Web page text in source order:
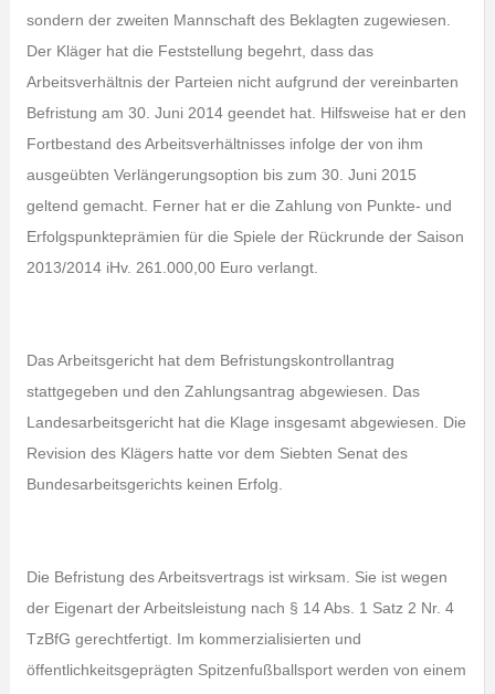
sondern der zweiten Mannschaft des Beklagten zugewiesen.
Der Kläger hat die Feststellung begehrt, dass das
Arbeitsverhältnis der Parteien nicht aufgrund der vereinbarten
Befristung am 30. Juni 2014 geendet hat. Hilfsweise hat er den
Fortbestand des Arbeitsverhältnisses infolge der von ihm
ausgeübten Verlängerungsoption bis zum 30. Juni 2015
geltend gemacht. Ferner hat er die Zahlung von Punkte- und
Erfolgspunkteprämien für die Spiele der Rückrunde der Saison
2013/2014 iHv. 261.000,00 Euro verlangt.
Das Arbeitsgericht hat dem Befristungskontrollantrag
stattgegeben und den Zahlungsantrag abgewiesen. Das
Landesarbeitsgericht hat die Klage insgesamt abgewiesen. Die
Revision des Klägers hatte vor dem Siebten Senat des
Bundesarbeitsgerichts keinen Erfolg.
Die Befristung des Arbeitsvertrags ist wirksam. Sie ist wegen
der Eigenart der Arbeitsleistung nach § 14 Abs. 1 Satz 2 Nr. 4
TzBfG gerechtfertigt. Im kommerzialisierten und
öffentlichkeitsgeprägten Spitzenfußballsport werden von einem